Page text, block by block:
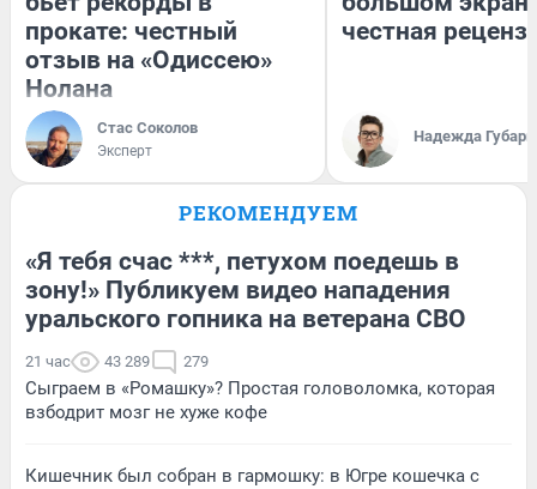
прокате: честный
отзыв на «Одиссею»
Нолана
Стас Соколов
Эксперт
честная
Надежда Губарь
РЕКОМЕНДУЕМ
«Я тебя счас ***, петухом поедешь в
зону!» Публикуем видео нападения
уральского гопника на ветерана СВО
21 час 43 289 279
Сыграем в «Ромашку»? Простая головоломка, которая
взбодрит мозг не хуже кофе
Кишечник был собран в гармошку: в Югре кошечка с